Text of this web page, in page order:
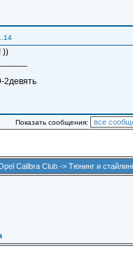
))
2девять
Показать сообщения:
Calibra Club-> Тюнинг и